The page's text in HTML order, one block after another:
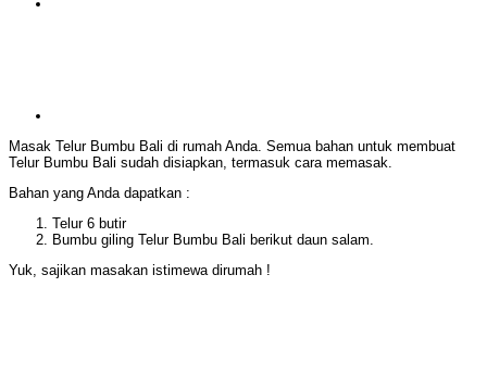
Masak Telur Bumbu Bali di rumah Anda. Semua bahan untuk membuat
Telur Bumbu Bali sudah disiapkan, termasuk cara memasak.
Bahan yang Anda dapatkan :
Telur 6 butir
Bumbu giling Telur Bumbu Bali berikut daun salam.
Yuk, sajikan masakan istimewa dirumah !